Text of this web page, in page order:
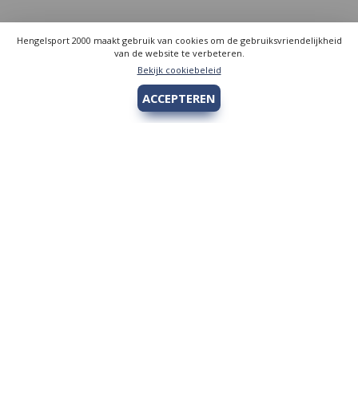
Hengelsport 2000 maakt gebruik van cookies om de gebruiksvriendelijkheid
van de website te verbeteren.
Bekijk cookiebeleid
ACCEPTEREN